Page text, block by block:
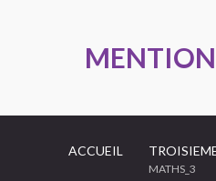
MENTIONS
ACCUEIL
MATHS_3